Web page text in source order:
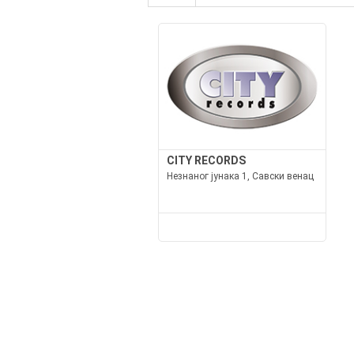
CITY RECORDS
Незнаног јунака 1, Савски венац